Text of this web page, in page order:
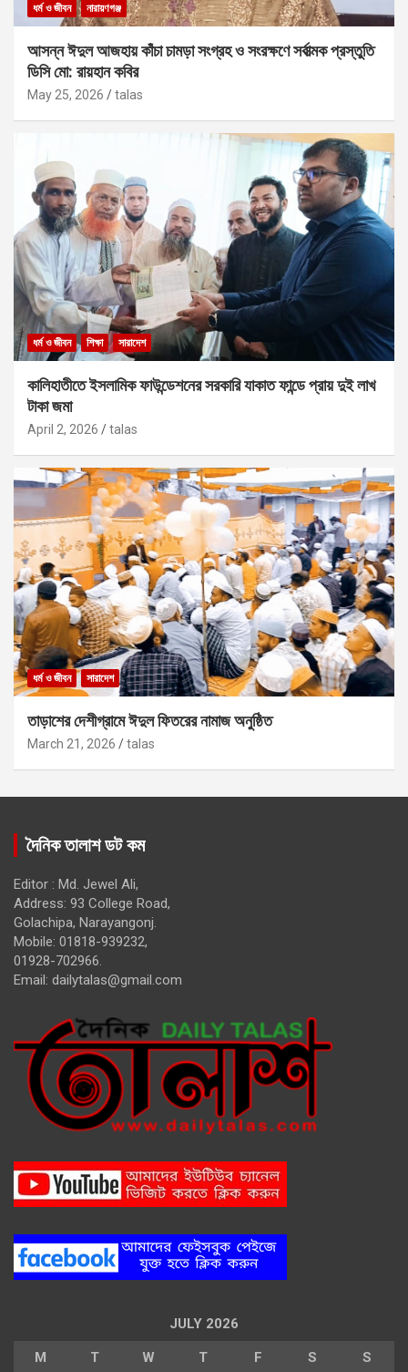
ধর্ম ও জীবন নারায়ণগঞ্জ
আসন্ন ঈদুল আজহায় কাঁচা চামড়া সংগ্রহ ও সংরক্ষণে সর্বাত্মক প্রস্তুতি
ডিসি মো: রায়হান কবির
May 25, 2026 talas
ধর্ম ও জীবন শিক্ষা সারাদেশ
কালিহাতীতে ইসলামিক ফাউন্ডেশনের সরকারি যাকাত ফান্ডে প্রায় দুই লাখ
টাকা জমা
April 2, 2026 talas
ধর্ম ও জীবন সারাদেশ
তাড়াশের দেশীগ্রামে ঈদুল ফিতরের নামাজ অনুষ্ঠিত
March 21, 2026 talas
দৈনিক তালাশ ডট কম
Editor : Md. Jewel Ali,
Address: 93 College Road,
Golachipa, Narayangonj.
Mobile: 01818-939232,
01928-702966.
Email: dailytalas@gmail.com
JULY 2026
M T W T F S S